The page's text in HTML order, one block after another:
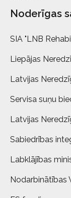
Noderīgas
SIA "LNB
Liepājas
Latvijas
Servisa suņu
Latvijas
Sabiedrības
Labklājības
Nodarbinātības